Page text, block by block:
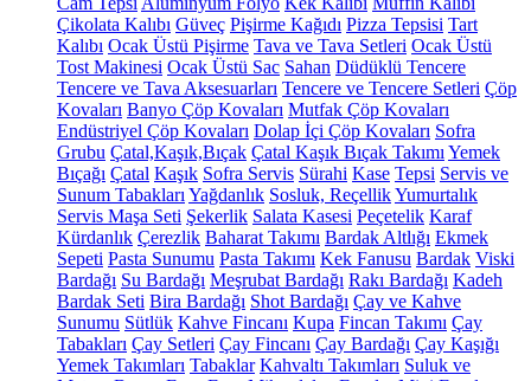
Çikolata Kalıbı Güveç Pişirme Kağıdı Pizza Tepsisi Tart
Kalıbı Ocak Üstü Pişirme Tava ve Tava Setleri Ocak Üstü
Tost Makinesi Ocak Üstü Sac Sahan Düdüklü Tencere
Tencere ve Tava Aksesuarları Tencere ve Tencere Setleri Çöp
Kovaları Banyo Çöp Kovaları Mutfak Çöp Kovaları
Endüstriyel Çöp Kovaları Dolap İçi Çöp Kovaları Sofra
Grubu Çatal,Kaşık,Bıçak Çatal Kaşık Bıçak Takımı Yemek
Bıçağı Çatal Kaşık Sofra Servis Sürahi Kase Tepsi Servis ve
Sunum Tabakları Yağdanlık Sosluk, ReçellikYumurtalık
Servis Maşa Seti Şekerlik Salata Kasesi Peçetelik Karaf
Kürdanlık Çerezlik Baharat Takımı Bardak Altlığı Ekmek
Sepeti Pasta Sunumu Pasta Takımı Kek Fanusu Bardak Viski
Bardağı Su Bardağı Meşrubat Bardağı Rakı Bardağı Kadeh
Bardak Seti Bira Bardağı Shot Bardağı Çay ve Kahve
Sunumu Sütlük Kahve Fincanı Kupa Fincan Takımı Çay
Tabakları Çay Setleri Çay Fincanı Çay Bardağı Çay Kaşığı
Yemek Takımları Tabaklar Kahvaltı Takımları Suluk ve